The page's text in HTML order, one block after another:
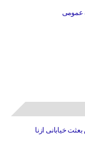
عمومی
خیابانی ازنا